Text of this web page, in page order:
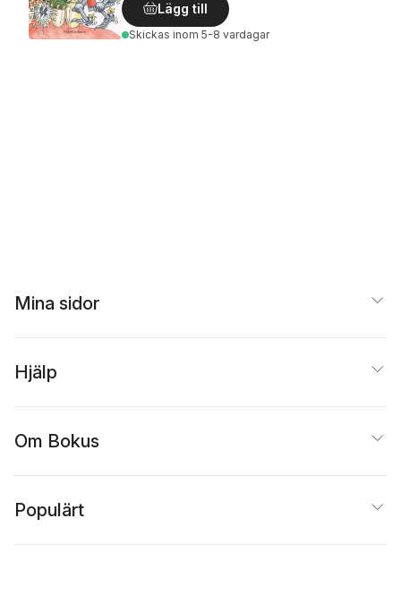
Lägg till
Skickas inom 5-8 vardagar
Mina sidor
Hjälp
Om Bokus
Populärt